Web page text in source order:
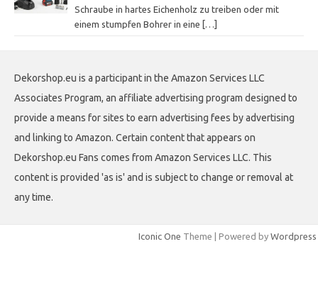
Schraube in hartes Eichenholz zu treiben oder mit
einem stumpfen Bohrer in eine
[…]
Dekorshop.eu is a participant in the Amazon Services LLC
Associates Program, an affiliate advertising program designed to
provide a means for sites to earn advertising fees by advertising
and linking to Amazon. Certain content that appears on
Dekorshop.eu Fans comes from Amazon Services LLC. This
content is provided 'as is' and is subject to change or removal at
any time.
Iconic One Theme | Powered by Wordpress